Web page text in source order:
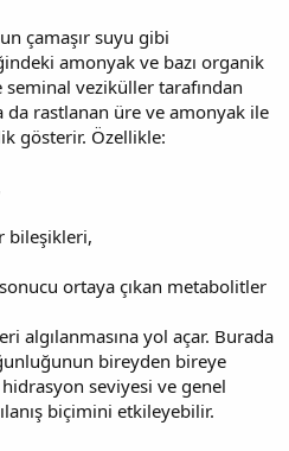
çamaşır suyu gibi
amonyak ve bazı organik
seminal veziküller tarafından
rastlanan üre ve amonyak ile
gösterir. Özellikle:
bileşikleri,
ortaya çıkan metabolitler
algılanmasına yol açar. Burada
bireyden bireye
seviyesi ve genel
biçimini etkileyebilir.